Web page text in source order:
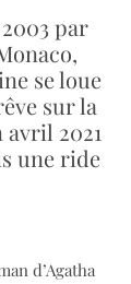
se loue
sur la
avril 2021
une ride
d’Agatha